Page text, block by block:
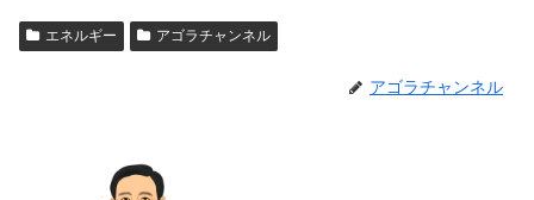
エネルギー アゴラチャンネル
アゴラチャンネル